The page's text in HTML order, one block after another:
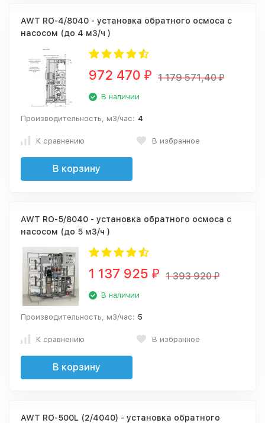
AWT RO-4/8040 - установка обратного осмоса с
насосом (до 4 м3/ч )
972 470 ₽ 1 179 571,40 ₽
В наличии
Производительность, м3/час: 4
К сравнению В избранное
В корзину
AWT RO-5/8040 - установка обратного осмоса с
насосом (до 5 м3/ч )
1 137 925 ₽ 1 393 920 ₽
В наличии
Производительность, м3/час: 5
К сравнению В избранное
В корзину
AWT RO-500L (2/4040) - установка обратного